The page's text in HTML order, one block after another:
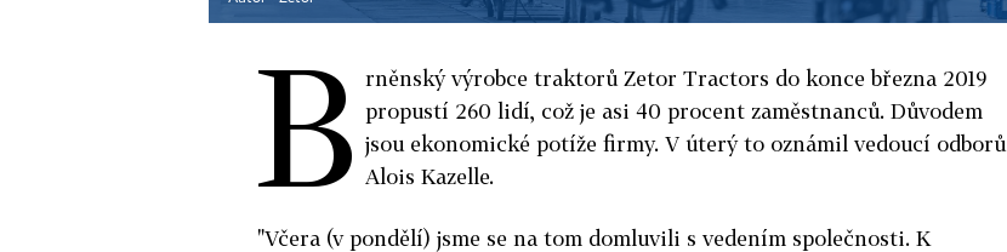
B rněnský výrobce traktorů Zetor Tractors do konce března 2019
propustí 260 lidí, což je asi 40 procent zaměstnanců. Důvodem
jsou ekonomické potíže firmy. V úterý to oznámil vedoucí odborů
Alois Kazelle.
"Včera (v pondělí) jsme se na tom domluvili s vedením společnosti. K